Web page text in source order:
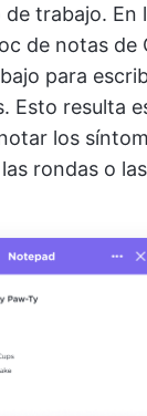
trabajo. En
de notas de
para
Esto resulta
los
rondas o